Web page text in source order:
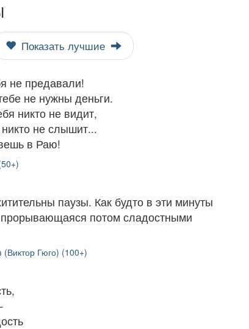
Показать лучшие
не предавали!
не нужны деньги.
никто не видит,
не слышит...
в Раю!
паузы. Как будто в эти минуты
прорывающаяся потом сладостными
(Виктор Гюго) (100+)